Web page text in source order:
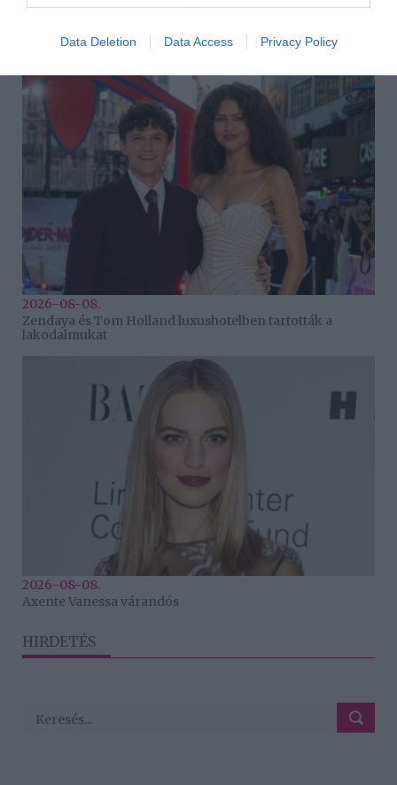
Data Deletion Data Access Privacy Policy
Takácsatka elleni védekezés kánikulában: így mentheted
2026-08-08.
Zendaya és Tom Holland luxushotelben tartották a
lakodalmukat
2026-08-08.
Axente Vanessa várandós
HIRDETÉS